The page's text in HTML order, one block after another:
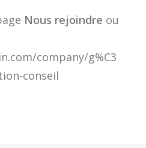
Nous rejoindre ou
company/g%C3
conseil